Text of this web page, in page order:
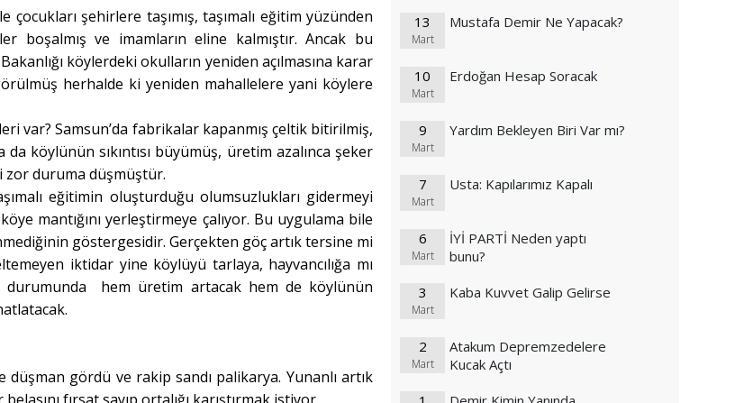
şehirlere taşımış, taşımalı eğitim yüzünden
ve imamların eline kalmıştır. Ancak bu
köylerdeki okulların yeniden açılmasına karar
herhalde ki yeniden mahallelere yani köylere
var? Samsun’da fabrikalar kapanmış çeltik bitirilmiş,
köylünün sıkıntısı büyümüş, üretim azalınca şeker
zor duruma düşmüştür.
eğitimin oluşturduğu olumsuzlukları gidermeyi
mantığını yerleştirmeye çalıyor. Bu uygulama bile
göstergesidir. Gerçekten göç artık tersine mi
iktidar yine köylüyü tarlaya, hayvancılığa mı
durumunda hem üretim artacak hem de köylünün
gördü ve rakip sandı palikarya. Yunanlı artık
13
Mart
Mustafa Demir Ne Yapacak?
10
Mart
Erdoğan Hesap Soracak
9
Mart
Yardım Bekleyen Biri Var mı?
7
Mart
Usta: Kapılarımız Kapalı
6
Mart
İYİ PARTİ Neden yaptı
bunu?
3
Mart
Kaba Kuvvet Galip Gelirse
2
Mart
Atakum Depremzedelere
Kucak Açtı